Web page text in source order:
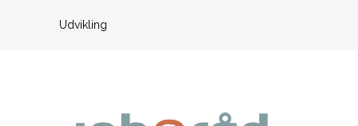
Udvikling